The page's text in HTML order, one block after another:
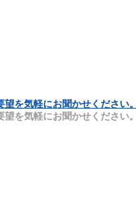
を気軽にお聞かせください。
を気軽にお聞かせください。